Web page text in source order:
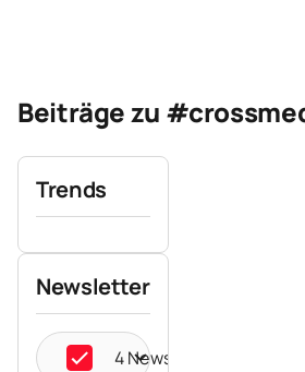
Beiträge zu
Trends
Newsletter
4 Newsletter ausgewählt